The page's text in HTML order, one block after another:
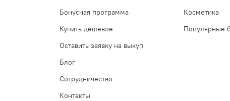
Бонусная программа
Купить дешевле
Оставить заявку на выкуп
Блог
Сотрудничество
Контакты
Косметика
Популярные